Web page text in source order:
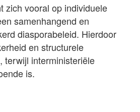
zich vooral op individuele
samenhangend en
diasporabeleid. Hierdoor
en structurele
terwijl interministeriële
is.